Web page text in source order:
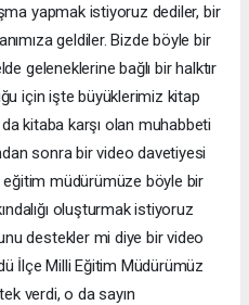
yapmak istiyoruz dediler, bir
geldiler. Bizde böyle bir
geleneklerine bağlı bir halktır
için işte büyüklerimiz kitap
kitaba karşı olan muhabbeti
sonra bir video davetiyesi
eğitim müdürümüze böyle bir
oluşturmak istiyoruz
destekler mi diye bir video
İlçe Milli Eğitim Müdürümüz
verdi, o da sayın